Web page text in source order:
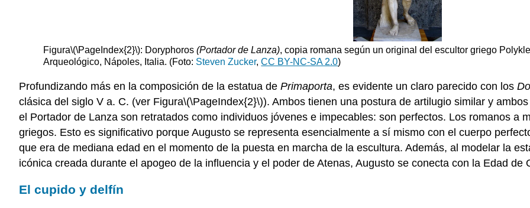
Figura\(\PageIndex{2}\): Doryphoros(Portador de Lanza), copia romana según un original del escultor griego
Arqueológico, Nápoles, Italia. (Foto: Steven Zucker,CC BY-NC-SA 2.0)
Profundizando más en la composición de la estatua de Primaporta, es evidente un claro parecido con los
clásica del siglo V a. C. (ver Figura\(\PageIndex{2}\)). Ambos tienen una postura de artilugio similar y
el Portador de Lanza son retratados como individuos jóvenes e impecables: son perfectos. Los romanos a
griegos. Esto es significativo porque Augusto se representa esencialmente a sí mismo con el cuerpo
que era de mediana edad en el momento de la puesta en marcha de la escultura. Además, al modelar la
icónica creada durante el apogeo de la influencia y el poder de Atenas, Augusto se conecta con la Edad de
El cupido y delfín